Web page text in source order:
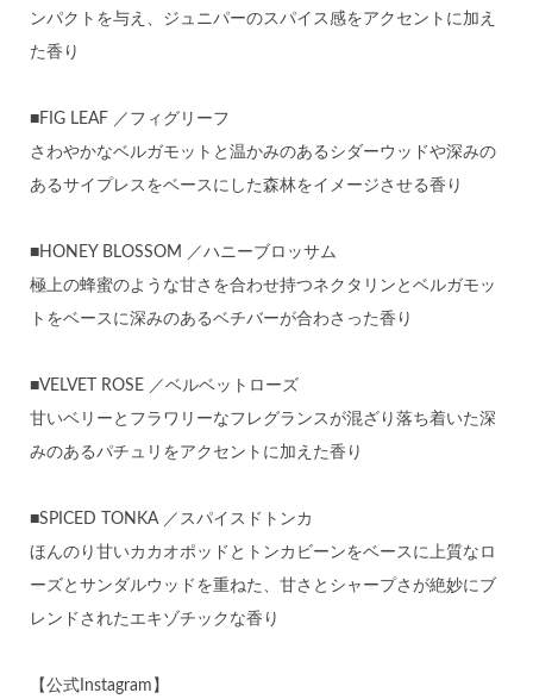
ンパクトを与え、ジュニパーのスパイス感をアクセントに加え
た香り
■FIG LEAF ／フィグリーフ
さわやかなベルガモットと温かみのあるシダーウッドや深みの
あるサイプレスをベースにした森林をイメージさせる香り
■HONEY BLOSSOM ／ハニーブロッサム
極上の蜂蜜のような甘さを合わせ持つネクタリンとベルガモッ
トをベースに深みのあるベチバーが合わさった香り
■VELVET ROSE ／ベルベットローズ
甘いベリーとフラワリーなフレグランスが混ざり落ち着いた深
みのあるパチュリをアクセントに加えた香り
■SPICED TONKA ／スパイスドトンカ
ほんのり甘いカカオポッドとトンカビーンをベースに上質なロ
ーズとサンダルウッドを重ねた、甘さとシャープさが絶妙にブ
レンドされたエキゾチックな香り
【公式Instagram】